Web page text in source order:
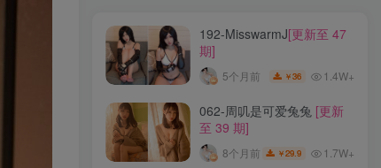
192-MisswarmJ[更新至 47
期]
5个月前 ￥36 1.4W+
062-周叽是可爱兔兔 [更新
至 39 期]
8个月前 ￥29.9 1.7W+
龙年活动 龙宫地狱 龙娘图鉴
龙娘
龙姬
龙华妃咲JK
龙华妃咲
黛尔 黑龙贯通
黑黑麦
黑馆晴奈
黑靡烟旗袍 黑钻兔子
黑金
黑贞德泳装
黑贞兔子
黑见茜香
黑见芹香
黑裤妹